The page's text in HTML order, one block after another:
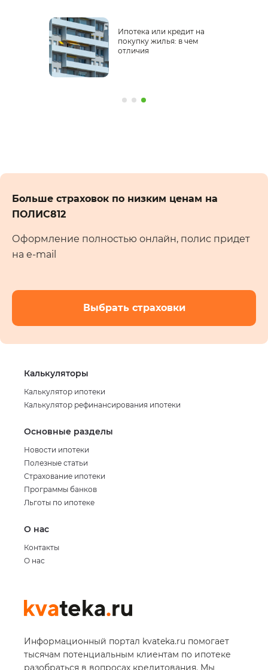
Ипотека или кредит на
покупку жилья: в чем
отличия
Больше страховок по низким ценам на
ПОЛИС812
Оформление полностью онлайн, полис придет
на e-mail
Выбрать страховки
Информационный портал kvateka.ru помогает
тысячам потенциальным клиентам по ипотеке
разобраться в вопросах кредитования. Мы
Калькуляторы
Калькулятор ипотеки
Калькулятор рефинансирования ипотеки
Основные разделы
Новости ипотеки
Полезные статьи
Страхование ипотеки
Программы банков
Льготы по ипотеке
О нас
Контакты
О нас